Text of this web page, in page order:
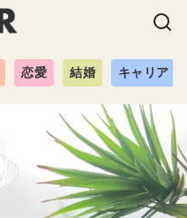
恋愛 結婚 キャリア